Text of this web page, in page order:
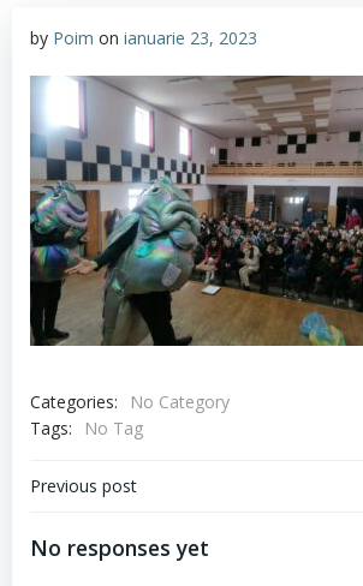
by Poim on ianuarie 23, 2023
Categories:
No Category
Tags:
No Tag
Navigare
articole
Previous post
No responses yet